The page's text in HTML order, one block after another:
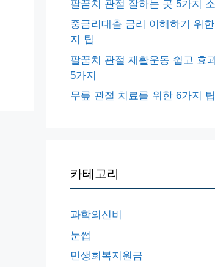
팔꿈치 관절 잘하는 곳 5가지
중금리대출 금리 이해하기 위
지 팁
팔꿈치 관절 재활운동 쉽고 효
5가지
무릎 관절 치료를 위한 6가지 팁
카테고리
과학의신비
눈썹
민생회복지원금